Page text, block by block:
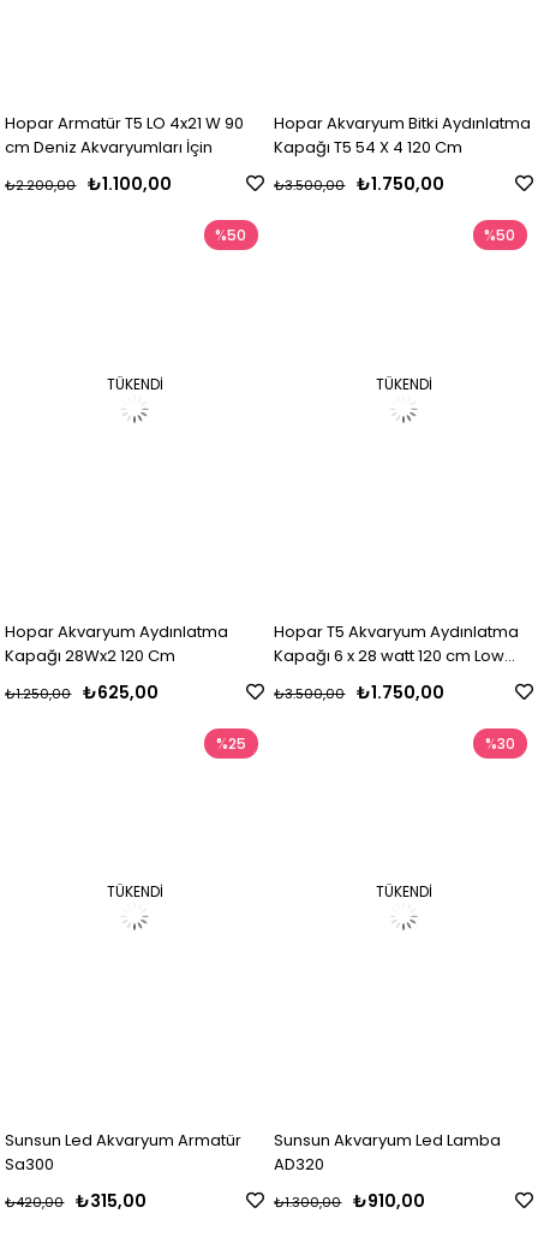
Hopar Armatür T5 LO 4x21 W 90
cm Deniz Akvaryumları İçin
₺1.100,00
₺2.200,00
Hopar Akvaryum Bitki Aydınlatma
Kapağı T5 54 X 4 120 Cm
₺1.750,00
₺3.500,00
TÜKENDI
Hopar Akvaryum Aydınlatma
Kapağı 28Wx2 120 Cm
₺625,00
₺1.250,00
%50
TÜKENDI
Hopar T5 Akvaryum Aydınlatma
Kapağı 6 x 28 watt 120 cm Low
₺1.750,00
₺3.500,00
%50
TÜKENDI
Sunsun Led Akvaryum Armatür
Sa300
₺315,00
₺420,00
%25
TÜKENDI
Sunsun Akvaryum Led Lamba
AD320
₺910,00
₺1.300,00
%30